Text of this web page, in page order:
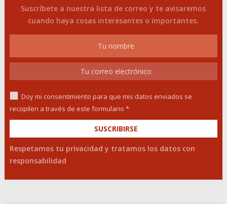
Suscríbete a nuestra lista de correo y te avisaremos
cuando haya cosas interesantes o importantes.
Doy mi consentimiento para que mis datos enviados se
recopilen a través de este formulario *
Respetamos tu privacidad y tratamos los datos con
responsabilidad